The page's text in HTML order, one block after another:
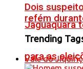
Jaguaquara
para as
Dois
refém
Trending
Vale do